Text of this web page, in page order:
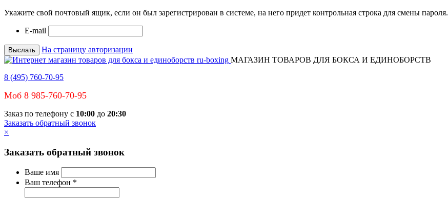
Укажите свой почтовый ящик, если он был зарегистрирован в системе, на него придет контрольная строка для смены пароля.
E-mail
На страницу авторизации
МАГАЗИН ТОВАРОВ ДЛЯ БОКСА И ЕДИНОБОРСТВ
8 (495) 760-70-95
Моб 8 985-760-70-95
Заказ по телефону с 10:00 до 20:30
Заказать обратный звонок
×
Заказать обратный звонок
Ваше имя
Ваш телефон *